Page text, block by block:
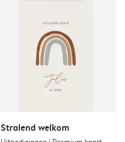
Stralend welkom